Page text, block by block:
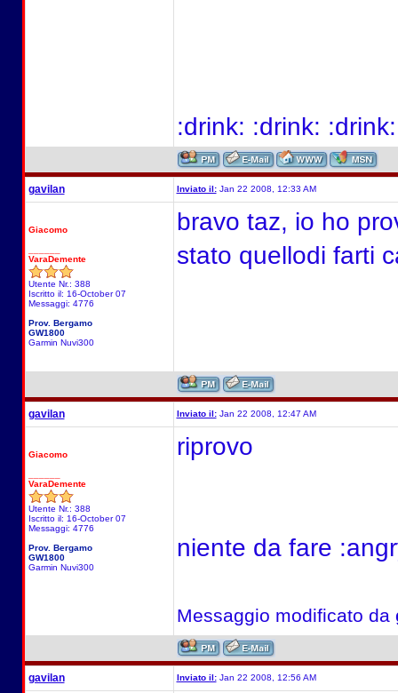
:drink: :drink: :drink:
gavilan Inviato il:Jan 22 2008, 12:33 AM
Giacomo
VaraDemente
Utente Nr.: 388
Iscritto il: 16-October 07
Messaggi: 4776
Prov. Bergamo
GW1800
Garmin Nuvi300
bravo taz, io ho
stato quellodi farti
gavilan Inviato il:Jan 22 2008, 12:47 AM
Giacomo
VaraDemente
Utente Nr.: 388
Iscritto il: 16-October 07
Messaggi: 4776
Prov. Bergamo
GW1800
Garmin Nuvi300
riprovo
niente da fare
Messaggio modificato da
gavilan Inviato il:Jan 22 2008, 12:56 AM